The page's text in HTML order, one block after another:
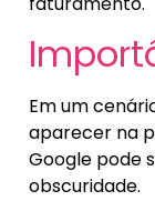
Em um
aparecer na
Google pode
obscuridade.